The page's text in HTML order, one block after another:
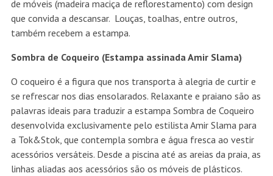
de móveis (madeira maciça de reflorestamento) com design
que convida a descansar. Louças, toalhas, entre outros,
também recebem a estampa.
Sombra de Coqueiro (Estampa assinada Amir Slama)
O coqueiro é a figura que nos transporta à alegria de curtir e
se refrescar nos dias ensolarados. Relaxante e praiano são as
palavras ideais para traduzir a estampa Sombra de Coqueiro
desenvolvida exclusivamente pelo estilista Amir Slama para
a Tok&Stok, que contempla sombra e água fresca ao vestir
acessórios versáteis. Desde a piscina até as areias da praia, as
linhas aliadas aos acessórios são os móveis de plásticos.